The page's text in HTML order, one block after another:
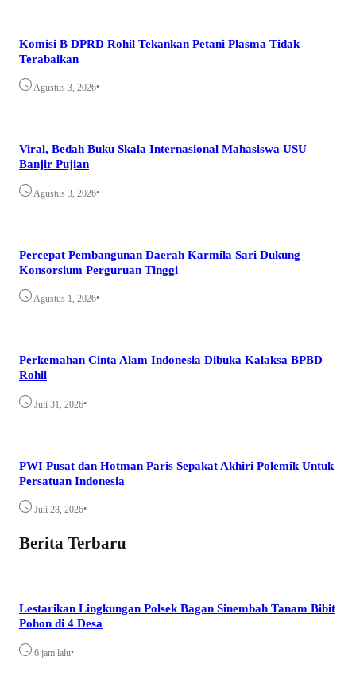
Komisi B DPRD Rohil Tekankan Petani Plasma Tidak
Terabaikan
Agustus 3, 2026•
Viral, Bedah Buku Skala Internasional Mahasiswa USU
Banjir Pujian
Agustus 3, 2026•
Percepat Pembangunan Daerah Karmila Sari Dukung
Konsorsium Perguruan Tinggi
Agustus 1, 2026•
Perkemahan Cinta Alam Indonesia Dibuka Kalaksa BPBD
Rohil
Juli 31, 2026•
PWI Pusat dan Hotman Paris Sepakat Akhiri Polemik Untuk
Persatuan Indonesia
Juli 28, 2026•
Berita Terbaru
Lestarikan Lingkungan Polsek Bagan Sinembah Tanam Bibit
Pohon di 4 Desa
6 jam lalu•